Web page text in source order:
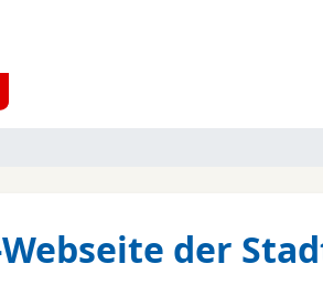
der